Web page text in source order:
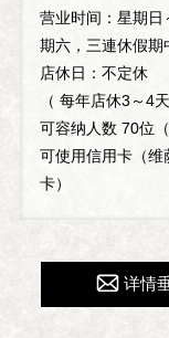
营业时间：星期
期六，三連休假
店休日：不定休
（ 每年店休3～4
可容纳人数 70位
可使用信用卡（维
卡）
详情